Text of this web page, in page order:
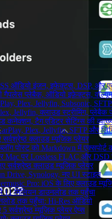
ऑडियो इंजन, इफेक्ट्स, DSP, और
प्लेबैक, ऑडियो इफ़ेक्ट्स, वॉल्यूम
Plex, Jellyfin, Subsonic,
Jellyfin, क्लाउड स्ट्रीमिंग, प्लेबैक
कनेक्शन, टैग एडिटर सेटिंग्स की
Plex, Jellyfin, SFTP और
क्लाउड म्यूजिक प्लेयर
पोस्ट को Markdown में एक्सपोर्ट
Mac पर Lossless FLAC और DSD
सर्वश्रेष्ठ क्लाउड म्यूजिक प्लेयर
Drive, Synology, नए UI स्टाइल
Pro: iOS के लिए क्लाउड
11 मिलियन डाउनलोड तक पहुँचा
तक पहुँचा: Hi-Res ऑडियो
सर्वश्रेष्ठ म्यूज़िक प्लेयर ऐप्स